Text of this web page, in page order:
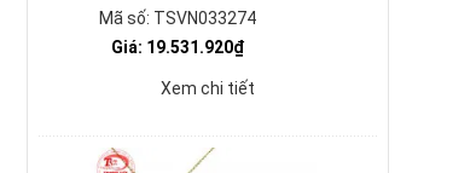
Mã số: TSVN033274
Giá: 19.531.920₫
Xem chi tiết